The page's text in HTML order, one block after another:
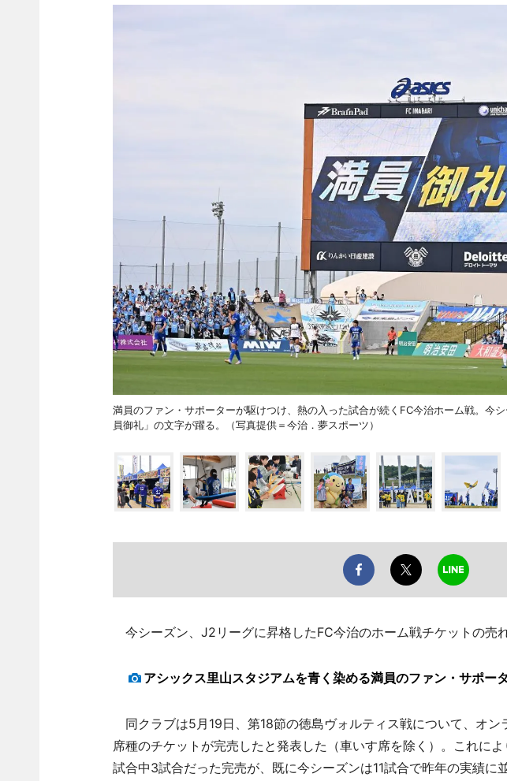
満員のファン・サポーターが駆けつけ、熱の入った試合が続くFC今治ホーム戦。今
員御礼」の文字が躍る。（写真提供＝今治．夢スポーツ）
今シーズン、J2リーグに昇格したFC今治のホーム戦チケットの売れ
アシックス里山スタジアムを青く染める満員のファン・サポー
同クラブは5月19日、第18節の徳島ヴォルティス戦について、オン
席種のチケットが完売したと発表した（車いす席を除く）。これに
試合中3試合だった完売が、既に今シーズンは11試合で昨年の実績に